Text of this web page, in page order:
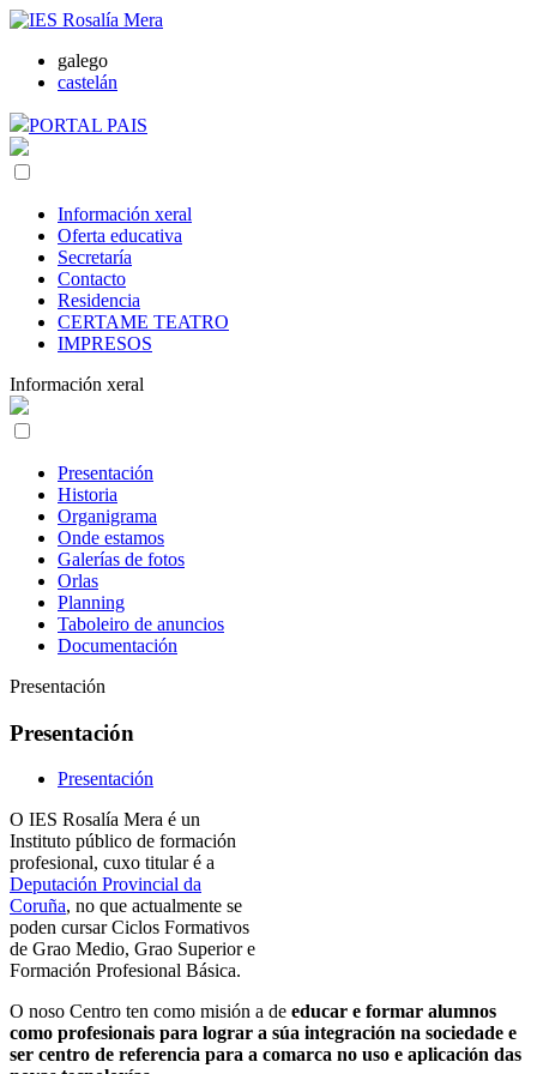
galego
castelán
PORTAL PAIS
Información xeral
Oferta educativa
Secretaría
Contacto
Residencia
CERTAME TEATRO
IMPRESOS
Información xeral
Presentación
Historia
Organigrama
Onde estamos
Galerías de fotos
Orlas
Planning
Taboleiro de anuncios
Documentación
Presentación
Presentación
Presentación
O IES Rosalía Mera é un
Instituto público de formación
profesional, cuxo titular é a
Deputación Provincial da
Coruña, no que actualmente se
poden cursar Ciclos Formativos
de Grao Medio, Grao Superior e
Formación Profesional Básica.
O noso Centro ten como misión a de educar e formar alumnos
como profesionais para lograr a súa integración na sociedade e
ser centro de referencia para a comarca no uso e aplicación das